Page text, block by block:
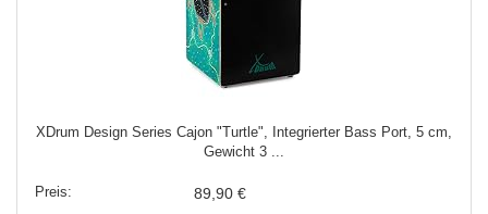
XDrum Design Series Cajon "Turtle", Integrierter Bass Port, 5 cm,
Gewicht 3 ...
89,90 €